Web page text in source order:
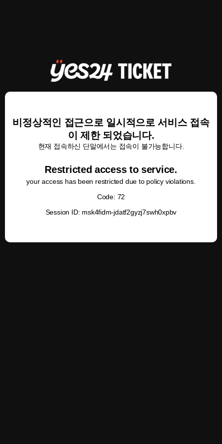
비정상적인 접근으로 일시적으로 서비스 접속
이 제한 되었습니다.
현재 접속하신 단말에서는 접속이 불가능합니다.
Restricted access to service.
your access has been restricted due to policy violations.
Code: 72
Session ID: msk4fidm-jdatf2gyzj7swh0xpbv